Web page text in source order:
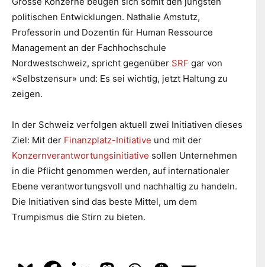
politischen Entwicklungen. Nathalie Amstutz,
Professorin und Dozentin für Human Ressource
Management an der Fachhochschule
Nordwestschweiz, spricht gegenüber SRF gar von
«Selbstzensur» und: Es sei wichtig, jetzt Haltung zu
zeigen.
In der Schweiz verfolgen aktuell zwei Initiativen dieses
Ziel: Mit der Finanzplatz-Initiative und mit der
Konzernverantwortungsinitiative sollen Unternehmen
in die Pflicht genommen werden, auf internationaler
Ebene verantwortungsvoll und nachhaltig zu handeln.
Die Initiativen sind das beste Mittel, um dem
Trumpismus die Stirn zu bieten.